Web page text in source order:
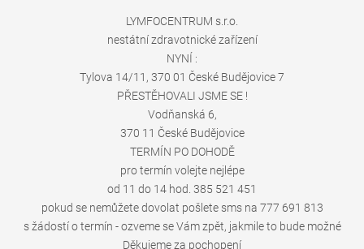
LYMFOCENTRUM s.r.o.
nestátní zdravotnické zařízení
NYNÍ :
Tylova 14/11, 370 01 České Budějovice 7
PŘESTĚHOVALI JSME SE !
Vodňanská 6,
370 11 České Budějovice
TERMÍN PO DOHODĚ
pro termín volejte nejlépe
od 11 do 14 hod. 385 521 451
pokud se nemůžete dovolat pošlete sms na 777 691 813
s žádostí o termín - ozveme se Vám zpět, jakmile to bude možné
Děkujeme za pochopení